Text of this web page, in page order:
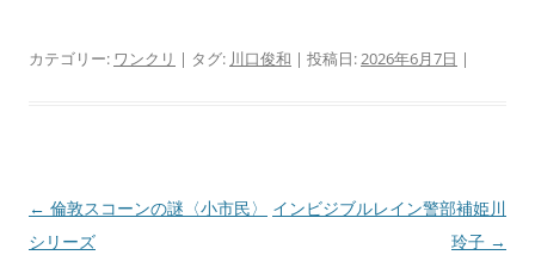
カテゴリー: ワンクリ | タグ: 川口俊和 | 投稿日:2026年6月7日 |
投
稿
← 倫敦スコーンの謎〈小市民〉
シリーズ
インビジブルレイン警部補姫川
玲子 →